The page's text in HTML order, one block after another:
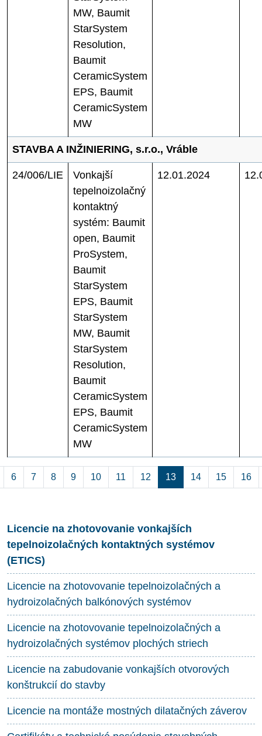
MW, Baumit
StarSystem
Resolution,
Baumit
CeramicSystem
EPS, Baumit
CeramicSystem
MW
STAVBA A INŽINIERING, s.r.o., Vráble
24/006/LIE
Vonkajší
tepelnoizolačný
kontaktný
systém: Baumit
open, Baumit
ProSystem,
Baumit
StarSystem
EPS, Baumit
StarSystem
MW, Baumit
StarSystem
Resolution,
Baumit
CeramicSystem
EPS, Baumit
CeramicSystem
MW
12.01.2024
6 7 8 9 10 11 12 13Aktuálna stránka 13
14 15 16
Licencie na zhotovovanie vonkajších
tepelnoizolačných kontaktných systémov
(ETICS)
Licencie na zhotovovanie tepelnoizolačných a
hydroizolačných balkónových systémov
Licencie na zhotovovanie tepelnoizolačných a
hydroizolačných systémov plochých striech
Licencie na zabudovanie vonkajších otvorových
konštrukcií do stavby
Licencie na montáže mostných dilatačných záverov